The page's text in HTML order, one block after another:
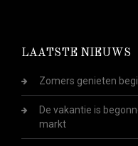
LAATSTE NIEUWS
Zomers genieten
De vakantie is
markt